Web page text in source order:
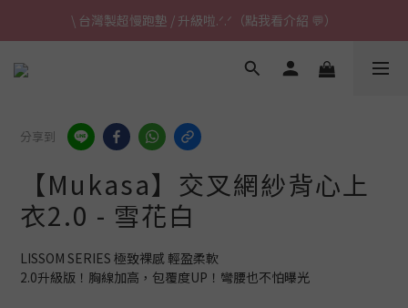
\ 台灣製超慢跑墊 / 升級啦.ᐟ.ᐟ（點我看介紹 💬）
\ 台灣製超慢跑墊 / 升級啦.ᐟ.ᐟ（點我看介紹 💬）
✈ 港澳免運｜滿HK$1,239免運 (指定商品)
分享到
【Mukasa】交叉網紗背心上
衣2.0 - 雪花白
LISSOM SERIES 極致裸感 輕盈柔軟
2.0升級版！胸線加高，包覆度UP！彎腰也不怕曝光